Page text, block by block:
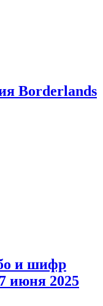
Borderlands
и шифр
июня 2025